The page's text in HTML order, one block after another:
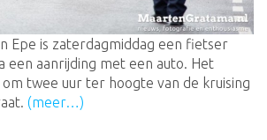
Epe is zaterdagmiddag een fietser
een aanrijding met een auto. Het
twee uur ter hoogte van de kruising
(meer…)